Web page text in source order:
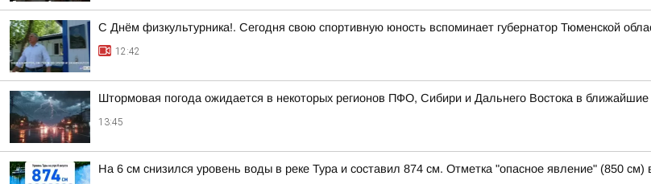
С Днём физкультурника!. Сегодня свою спортивную юность вспоминает губернатор Тюменской
12:42
Штормовая погода ожидается в некоторых регионов ПФО, Сибири и Дальнего Востока в
13:45
На 6 см снизился уровень воды в реке Тура и составил 874 см. Отметка "опасное явление" (850